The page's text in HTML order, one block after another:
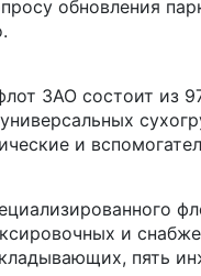
обновления
ЗАО состоит из
и
и
пять